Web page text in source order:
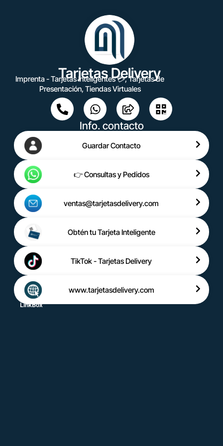
Tarjetas Delivery
Imprenta - Tarjetas Inteligentes 💳, Tarjetas de
Presentación, Tiendas Virtuales
Info. contacto
Guardar Contacto
👉 Consultas y Pedidos
ventas@tarjetasdelivery.com
Obtén tu Tarjeta Inteligente
TikTok - Tarjetas Delivery
www.tarjetasdelivery.com
LinkBox